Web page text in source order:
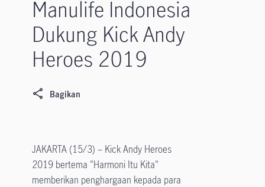
Manulife Indonesia
Dukung Kick Andy
Heroes 2019
Bagikan
JAKARTA (15/3) – Kick Andy Heroes
2019 bertema "Harmoni Itu Kita"
memberikan penghargaan kepada para